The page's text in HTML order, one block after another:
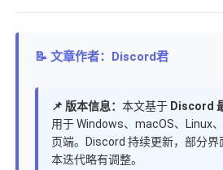
📝 文章作者：Discord君
📌 版本信息： 本文基于 Discord
用于 Windows、macOS、Linux
页端。Discord 持续更新，部分界
本迭代略有调整。